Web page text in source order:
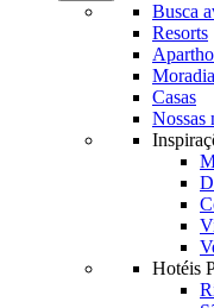
Busca
Resorts
Casas
Nossas
Hotéis